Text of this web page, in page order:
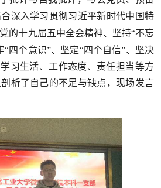
深入学习贯彻习近平新时代中国特
的十九届五中全会精神、 坚持“不忘
四个意识”、坚定“四个自信”、坚决
习生活、工作态度、责任担当等方
析了 自己的不足与缺点，现场发言